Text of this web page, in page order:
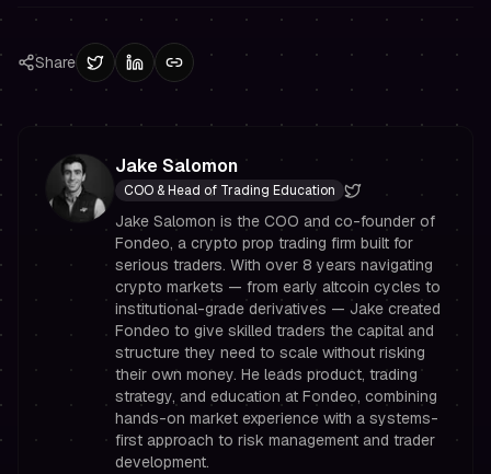
Share
Jake Salomon
COO & Head of Trading Education
Jake Salomon is the COO and co-founder of
Fondeo, a crypto prop trading firm built for
serious traders. With over 8 years navigating
crypto markets — from early altcoin cycles to
institutional-grade derivatives — Jake created
Fondeo to give skilled traders the capital and
structure they need to scale without risking
their own money. He leads product, trading
strategy, and education at Fondeo, combining
hands-on market experience with a systems-
first approach to risk management and trader
development.